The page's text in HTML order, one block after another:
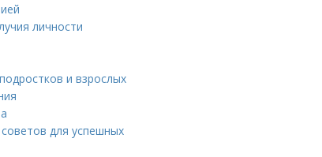
личности
и взрослых
для успешных